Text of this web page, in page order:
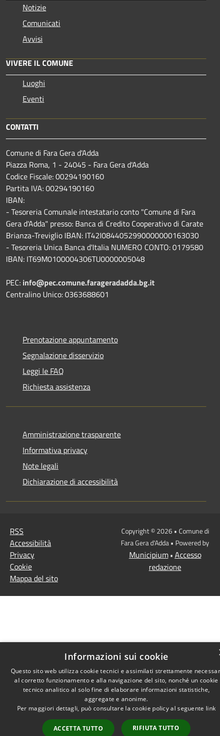
Notizie
Comunicati
Avvisi
VIVERE IL COMUNE
Luoghi
Eventi
CONTATTI
Comune di Fara Gera d'Adda
Piazza Roma, 1 - 24045 - Fara Gera d'Adda
Codice Fiscale: 00294190160
Partita IVA: 00294190160
IBAN:
- Tesoreria Comunale intestatario conto "Comune di Fara
Gera d'Adda" presso: Banca di Credito Cooperativo di Carate
Brianza-Treviglio IBAN: IT42I0844052990000000163030
- Tesoreria Unica Banca d'Italia NUMERO CONTO: 0179580
IBAN: IT69M0100004306TU0000005048
PEC: info@pec.comune.farageradadda.bg.it
Centralino Unico: 0363688601
Prenotazione appuntamento
Segnalazione disservizio
Leggi le FAQ
Richiesta assistenza
Amministrazione trasparente
Informativa privacy
Note legali
Dichiarazione di accessibilità
RSS
Accessibilità
Privacy
Cookie
Mappa del sito
Copyright © 2026 • Comune di
Fara Gera d'Adda • Powered by
Municipium• Accesso
redazione
Informazioni sui cookie
Questo sito web utilizza cookie tecnici e assimilati strettamente
al corretto funzionamento e alla navigazione del sito, nonché un cookie
tecnico analitico al solo fine di elaborare informazioni statistiche,
aggregate e anonime.
Per maggiori dettagli, può consultare la cookie policy al seguente link
ACCETTA TUTTO RIFIUTA TUTTO